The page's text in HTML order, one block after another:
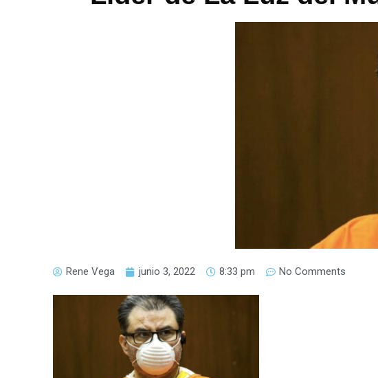
Rene Vega junio 3, 2022 8:33 pm No Comments